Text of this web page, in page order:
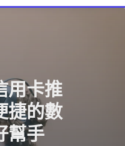
用卡推
捷的數
幫手